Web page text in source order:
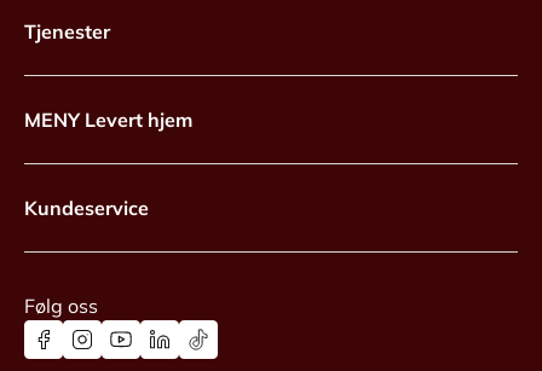
Tjenester
MENY Levert hjem
Kundeservice
Følg oss